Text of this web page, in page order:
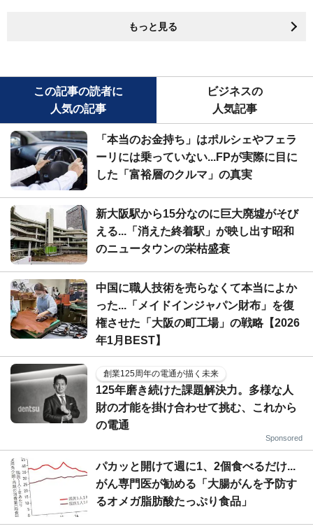
もっと見る
この記事の読者に
人気の記事
ビジネスの
人気記事
「本当のお金持ち」はポルシェやフェラ
ーリには乗っていない...FPが実際に目に
した「富裕層のクルマ」の真実
新大阪駅から15分なのに巨大廃墟がそび
える...「消えた終着駅」が映し出す昭和
のニュータウンの栄枯盛衰
中国に職人技術を売らなくて本当によか
った...「メイドインジャパン財布」を復
権させた「大阪の町工場」の戦略【2026
年1月BEST】
創業125周年の電通が描く未来
125年磨き続けた課題解決力。多様な人
財の才能を掛け合わせて挑む、これから
の電通
Sponsored
パカッと開けて週に1、2個食べるだけ...
がん専門医が勧める「大腸がんを予防す
るオメガ脂肪酸たっぷり食品」